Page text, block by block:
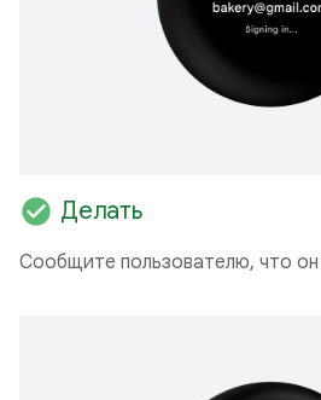
check_circle Делать
Сообщите пользователю, что